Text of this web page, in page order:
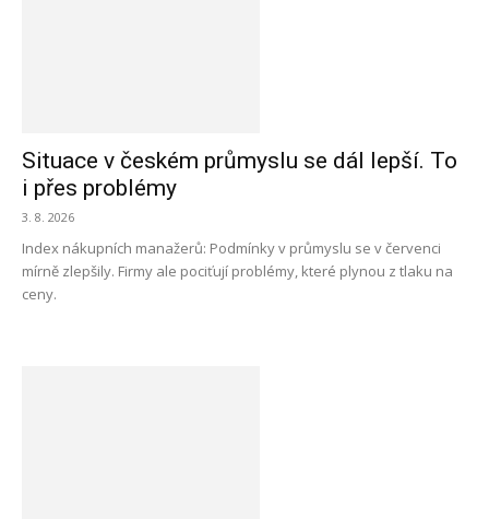
Situace v českém průmyslu se dál lepší. To
i přes problémy
3. 8. 2026
Index nákupních manažerů: Podmínky v průmyslu se v červenci
mírně zlepšily. Firmy ale pociťují problémy, které plynou z tlaku na
ceny.